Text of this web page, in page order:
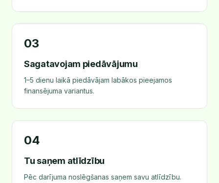
03
Sagatavojam piedāvājumu
1–5 dienu laikā piedāvājam labākos pieejamos
finansējuma variantus.
04
Tu saņem atlīdzību
Pēc darījuma noslēgšanas saņem savu atlīdzību.